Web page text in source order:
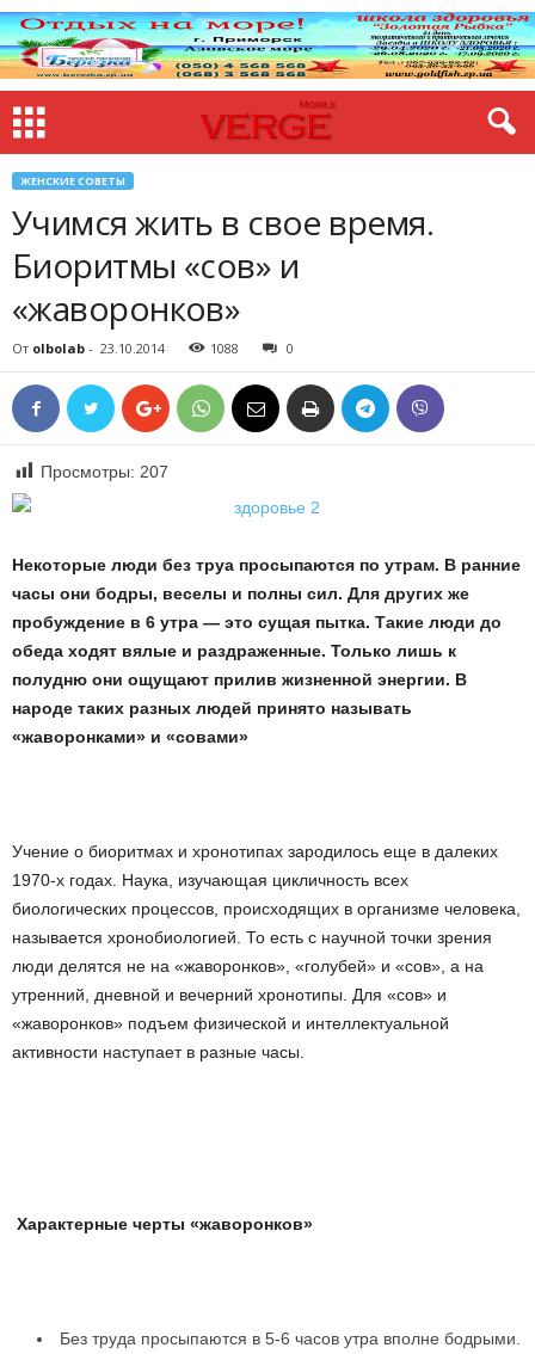
ЖЕНСКИЕ СОВЕТЫ
Учимся жить в свое время.
Биоритмы «сов» и
«жаворонков»
От olbolab - 23.10.2014 1088 0
Просмотры: 207
Некоторые люди без труа просыпаются по утрам. В ранние
часы они бодры, веселы и полны сил. Для других же
пробуждение в 6 утра — это сущая пытка. Такие люди до
обеда ходят вялые и раздраженные. Только лишь к
полудню они ощущают прилив жизненной энергии. В
народе таких разных людей принято называть
«жаворонками» и «совами»
Учение о биоритмах и хронотипах зародилось еще в далеких
1970-х годах. Наука, изучающая цикличность всех
биологических процессов, происходящих в организме человека,
называется хронобиологией. То есть с научной точки зрения
люди делятся не на «жаворонков», «голубей» и «сов», а на
утренний, дневной и вечерний хронотипы. Для «сов» и
«жаворонков» подъем физической и интеллектуальной
активности наступает в разные часы.
Характерные черты «жаворонков»
Без труда просыпаются в 5-6 часов утра вполне бодрыми.